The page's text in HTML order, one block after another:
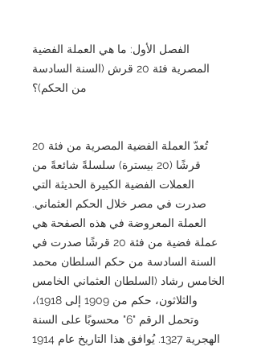
الفصل الأول: ما هي العملة الفضية
المصرية فئة 20 قرش (السنة السادسة
من الحكم)؟
تُعدّ العملة الفضية المصرية من فئة 20
قرشًا (20 بيسترة) سلسلةً شائعةً من
العملات الفضية الكبيرة الحديثة التي
صدرت في مصر خلال الحكم العثماني.
العملة المعروضة في هذه الصفحة هي
عملة فضية من فئة 20 قرشًا صدرت في
السنة السادسة من حكم السلطان محمد
الخامس رشاد (السلطان العثماني الخامس
والثلاثون، حكم من 1909 إلى 1918)،
وتحمل الرقم "6" محسوبًا على السنة
الهجرية 1327. يُوافق هذا التاريخ عام 1914